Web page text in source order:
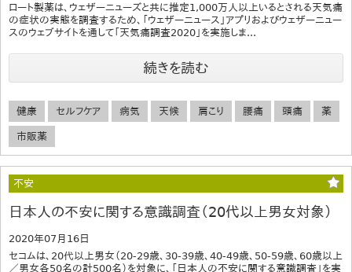
ロート製薬は、ウェザーニューズと共に推定1,000万人以上いるとされる天気痛
の症状の実態を調査するため、「ウェザーニュース」アプリおよびウェザーニュー
スのウェブサイトを通して「天気痛調査2020」を実施しま...
続きを読む
健康 セルフケア 病気 天候 肩こり 腰痛 頭痛 薬
市販薬
不安
日本人の不安に関する意識調査（20代以上男女対象）
2020年07月16日
セコムは、20代以上男女（20-29歳、30-39歳、40-49歳、50-59歳、60歳以上
／男女各50名の計500名）を対象に、「日本人の不安に関する意識調査」を実